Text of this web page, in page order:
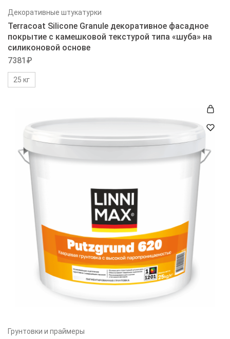
Декоративные штукатурки
Terracoat Silicone Granule декоративное фасадное
покрытие с камешковой текстурой типа «шуба» на
силиконовой основе
7381 ₽
25 кг
Грунтовки и праймеры